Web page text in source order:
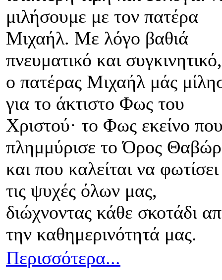
μιλήσουμε με τον πατέρα
Μιχαήλ. Με λόγο βαθιά
πνευματικό και συγκινητικό,
ο πατέρας Μιχαήλ μάς
για το άκτιστο Φως του
Χριστού· το Φως εκείνο
πλημμύρισε το Όρος Θαβώρ
και που καλείται να φωτίσει
τις ψυχές όλων μας,
διώχνοντας κάθε σκοτάδι
την καθημερινότητά μας.
Περισσότερα...